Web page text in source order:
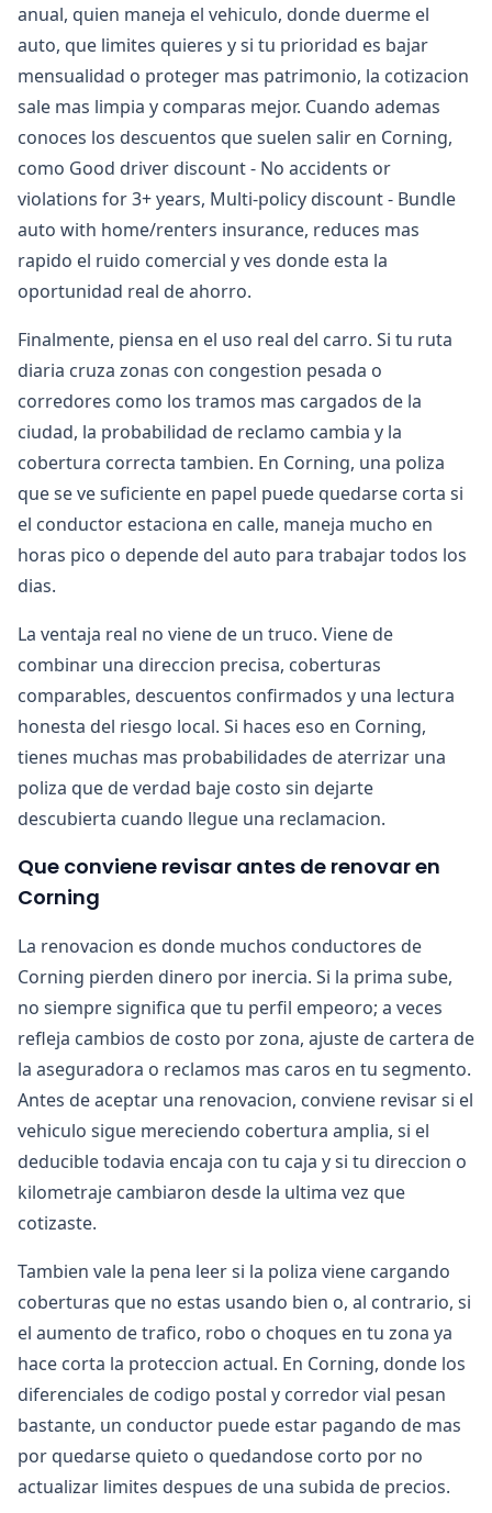
anual, quien maneja el vehiculo, donde duerme el
auto, que limites quieres y si tu prioridad es bajar
mensualidad o proteger mas patrimonio, la cotizacion
sale mas limpia y comparas mejor. Cuando ademas
conoces los descuentos que suelen salir en Corning,
como Good driver discount - No accidents or
violations for 3+ years, Multi-policy discount - Bundle
auto with home/renters insurance, reduces mas
rapido el ruido comercial y ves donde esta la
oportunidad real de ahorro.
Finalmente, piensa en el uso real del carro. Si tu ruta
diaria cruza zonas con congestion pesada o
corredores como los tramos mas cargados de la
ciudad, la probabilidad de reclamo cambia y la
cobertura correcta tambien. En Corning, una poliza
que se ve suficiente en papel puede quedarse corta si
el conductor estaciona en calle, maneja mucho en
horas pico o depende del auto para trabajar todos los
dias.
La ventaja real no viene de un truco. Viene de
combinar una direccion precisa, coberturas
comparables, descuentos confirmados y una lectura
honesta del riesgo local. Si haces eso en Corning,
tienes muchas mas probabilidades de aterrizar una
poliza que de verdad baje costo sin dejarte
descubierta cuando llegue una reclamacion.
Que conviene revisar antes de renovar en
Corning
La renovacion es donde muchos conductores de
Corning pierden dinero por inercia. Si la prima sube,
no siempre significa que tu perfil empeoro; a veces
refleja cambios de costo por zona, ajuste de cartera de
la aseguradora o reclamos mas caros en tu segmento.
Antes de aceptar una renovacion, conviene revisar si el
vehiculo sigue mereciendo cobertura amplia, si el
deducible todavia encaja con tu caja y si tu direccion o
kilometraje cambiaron desde la ultima vez que
cotizaste.
Tambien vale la pena leer si la poliza viene cargando
coberturas que no estas usando bien o, al contrario, si
el aumento de trafico, robo o choques en tu zona ya
hace corta la proteccion actual. En Corning, donde los
diferenciales de codigo postal y corredor vial pesan
bastante, un conductor puede estar pagando de mas
por quedarse quieto o quedandose corto por no
actualizar limites despues de una subida de precios.